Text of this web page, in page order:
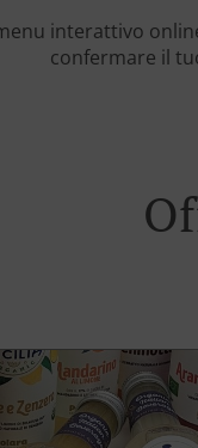
interattivo
confermare il